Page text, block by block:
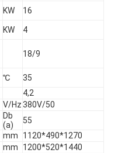
KW
16
KW
4
18/9
℃
35
4,2
V/Hz 380V/50
Db
(a)
55
mm
1120*490*1270
mm
1200*520*1440